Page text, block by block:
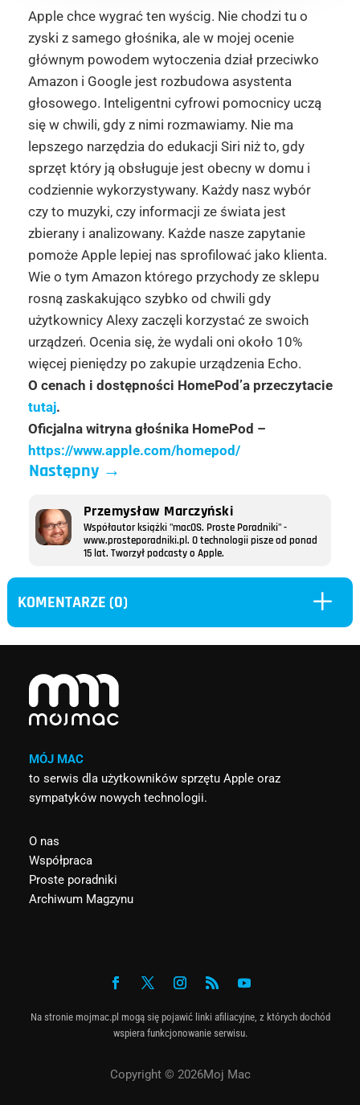
Apple chce wygrać ten wyścig. Nie chodzi tu o
zyski z samego głośnika, ale w mojej ocenie
głównym powodem wytoczenia dział przeciwko
Amazon i Google jest rozbudowa asystenta
głosowego. Inteligentni cyfrowi pomocnicy uczą
się w chwili, gdy z nimi rozmawiamy. Nie ma
lepszego narzędzia do edukacji Siri niż to, gdy
sprzęt który ją obsługuje jest obecny w domu i
codziennie wykorzystywany. Każdy nasz wybór
czy to muzyki, czy informacji ze świata jest
zbierany i analizowany. Każde nasze zapytanie
pomoże Apple lepiej nas sprofilować jako klienta.
Wie o tym Amazon którego przychody ze sklepu
rosną zaskakująco szybko od chwili gdy
użytkownicy Alexy zaczęli korzystać ze swoich
urządzeń. Ocenia się, że wydali oni około 10%
więcej pieniędzy po zakupie urządzenia Echo.
O cenach i dostępności HomePod’a przeczytacie
tutaj.
Oficjalna witryna głośnika HomePod –
https://www.apple.com/homepod/
Następny→
Przemysław Marczyński
Współautor książki "macOS. Proste Poradniki" -
www.prosteporadniki.pl. O technologii pisze od ponad
15 lat. Tworzył podcasty o Apple.
KOMENTARZE (0) L
MÓJ MAC
to serwis dla użytkowników sprzętu Apple oraz
sympatyków nowych technologii.
O nas
Współpraca
Proste poradniki
Archiwum Magzynu
Na stronie mojmac.pl mogą się pojawić linki afiliacyjne, z których dochód
wspiera funkcjonowanie serwisu.
Copyright © 2026Moj Mac